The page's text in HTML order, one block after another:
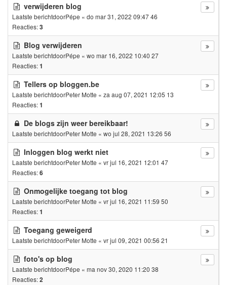
verwijderen blog
Laatste berichtdoorPépe « do mar 31, 2022 09:47 46
Reacties:3
Blog verwijderen
Laatste berichtdoorPépe « wo mar 16, 2022 10:40 27
Reacties:1
Tellers op bloggen.be
Laatste berichtdoorPeter Motte « za aug 07, 2021 12:05 13
Reacties:1
De blogs zijn weer bereikbaar!
Laatste berichtdoorPeter Motte « wo jul 28, 2021 13:26 56
Inloggen blog werkt niet
Laatste berichtdoorPeter Motte « vr jul 16, 2021 12:01 47
Reacties:6
Onmogelijke toegang tot blog
Laatste berichtdoorPeter Motte « vr jul 16, 2021 11:59 50
Reacties:1
Toegang geweigerd
Laatste berichtdoorPeter Motte « vr jul 09, 2021 00:56 21
foto's op blog
Laatste berichtdoorPépe « ma nov 30, 2020 11:20 38
Reacties:2